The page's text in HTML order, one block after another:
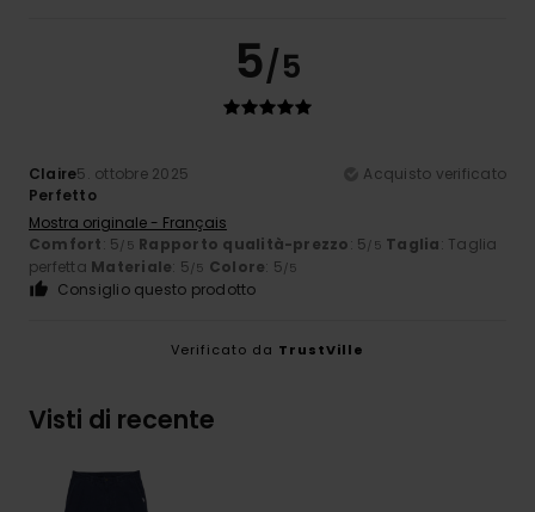
5/5
Claire5. ottobre 2025
Acquisto verificato
Perfetto
Mostra originale - Français
Comfort: 5/5 Rapporto qualità-prezzo: 5/5 Taglia: Taglia
perfetta Materiale: 5/5 Colore: 5/5
Consiglio questo prodotto
Verificato da TrustVille
Visti di recente